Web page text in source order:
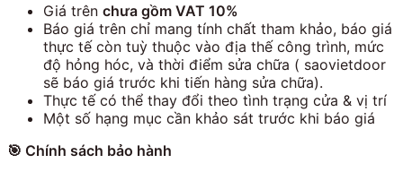
Giá trên chưa gồm VAT 10%
Báo giá trên chỉ mang tính chất tham khảo, báo giá
thực tế còn tuỳ thuộc vào địa thế công trình, mức
độ hỏng hóc, và thời điểm sửa chữa ( saovietdoor
sẽ báo giá trước khi tiến hàng sửa chữa).
Thực tế có thể thay đổi theo tình trạng cửa & vị trí
Một số hạng mục cần khảo sát trước khi báo giá
🎯 Chính sách bảo hành